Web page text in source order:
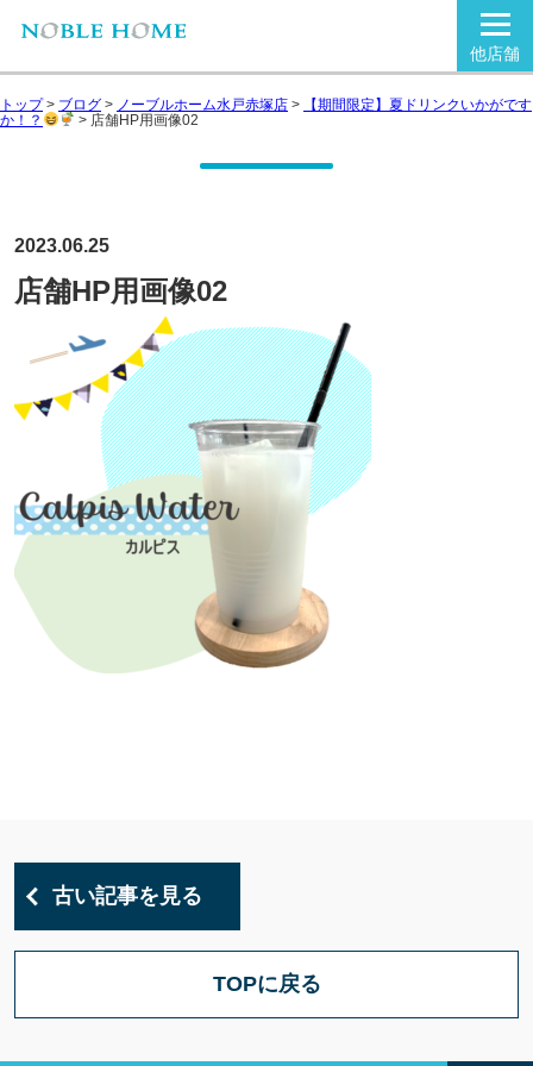
他店舗
トップ> ブログ > ノーブルホーム水戸赤塚店 >
【期間限定】夏ドリンクいかがです
か！？
> 店舗HP用画像02
2023.06.25
店舗HP用画像02
古い記事を見る
TOPに戻る